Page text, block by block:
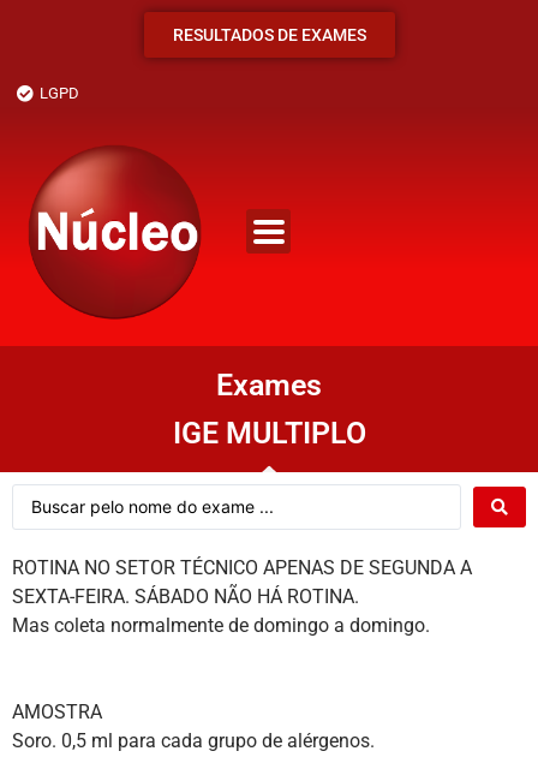
RESULTADOS DE EXAMES
LGPD
Exames
IGE MULTIPLO
ROTINA NO SETOR TÉCNICO APENAS DE SEGUNDA A
SEXTA-FEIRA. SÁBADO NÃO HÁ ROTINA.
Mas coleta normalmente de domingo a domingo.
AMOSTRA
Soro. 0,5 ml para cada grupo de alérgenos.